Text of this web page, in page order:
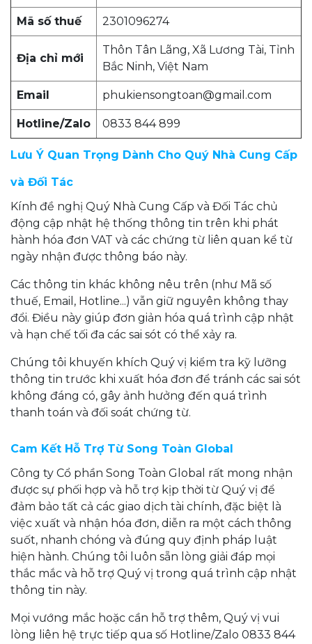
Mã số thuế 2301096274
Địa chỉ mới
Thôn Tân Lãng, Xã Lương Tài, Tỉnh
Bắc Ninh, Việt Nam
Email phukiensongtoan@gmail.com
Hotline/Zalo 0833 844 899
Lưu Ý Quan Trọng Dành Cho Quý Nhà Cung Cấp
và Đối Tác
Kính đề nghị Quý Nhà Cung Cấp và Đối Tác chủ
động cập nhật hệ thống thông tin trên khi phát
hành hóa đơn VAT và các chứng từ liên quan kể từ
ngày nhận được thông báo này.
Các thông tin khác không nêu trên (như Mã số
thuế, Email, Hotline...) vẫn giữ nguyên không thay
đổi. Điều này giúp đơn giản hóa quá trình cập nhật
và hạn chế tối đa các sai sót có thể xảy ra.
Chúng tôi khuyến khích Quý vị kiểm tra kỹ lưỡng
thông tin trước khi xuất hóa đơn để tránh các sai sót
không đáng có, gây ảnh hưởng đến quá trình
thanh toán và đối soát chứng từ.
Cam Kết Hỗ Trợ Từ Song Toàn Global
Công ty Cổ phần Song Toàn Global rất mong nhận
được sự phối hợp và hỗ trợ kịp thời từ Quý vị để
đảm bảo tất cả các giao dịch tài chính, đặc biệt là
việc xuất và nhận hóa đơn, diễn ra một cách thông
suốt, nhanh chóng và đúng quy định pháp luật
hiện hành. Chúng tôi luôn sẵn lòng giải đáp mọi
thắc mắc và hỗ trợ Quý vị trong quá trình cập nhật
thông tin này.
Mọi vướng mắc hoặc cần hỗ trợ thêm, Quý vị vui
lòng liên hệ trực tiếp qua số Hotline/Zalo 0833 844